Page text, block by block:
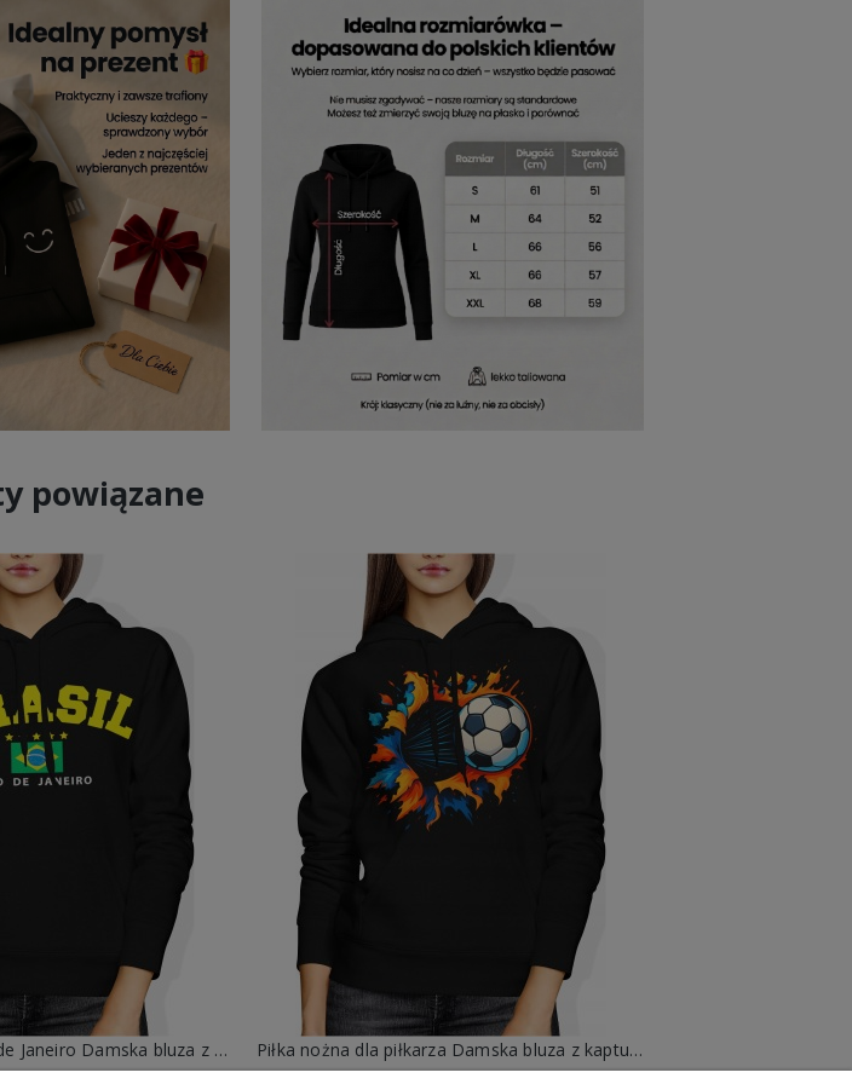
powiązane
Brazylia Brasil Rio de Janeiro Damska bluza z kapturem
Piłka nożna dla piłkarza Damska bluza z kapturem